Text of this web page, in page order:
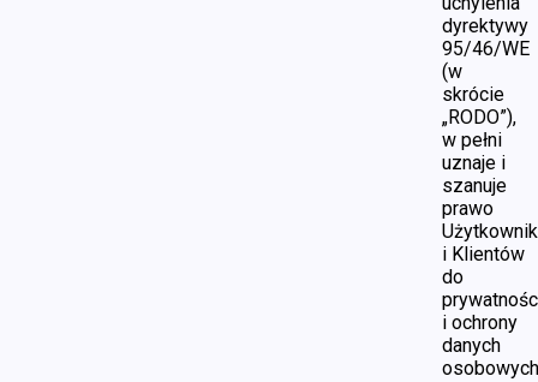
dyrektywy
95/46/WE
(w
skrócie
„RODO”),
w pełni
uznaje i
szanuje
prawo
i Klientów
do
i ochrony
danych